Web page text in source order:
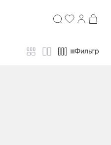
Фильтр